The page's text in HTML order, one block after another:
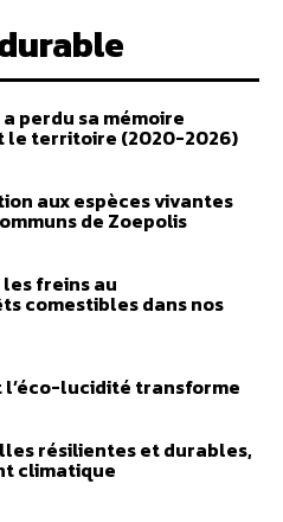
perdu sa mémoire
le territoire (2020-2026)
aux espèces vivantes
de Zoepolis
freins au
comestibles dans nos
l’éco-lucidité transforme
résilientes et durables,
climatique